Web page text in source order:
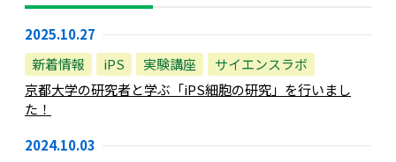
2025.10.27
新着情報
iPS 実験講座
サイエンスラボ
京都大学の研究者と学ぶ「iPS細胞の研究」を行いまし
た！
2024.10.03